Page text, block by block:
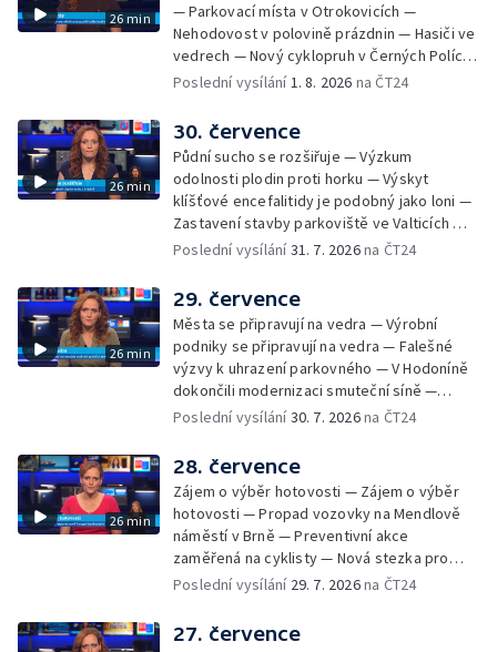
26 min
— Parkovací místa v Otrokovicích —
Nehodovost v polovině prázdnin — Hasiči ve
vedrech — Nový cyklopruh v Černých Polích
— Květinová výstava ve Věžkách
Poslední vysílání1. 8. 2026 na ČT24
26 min
30. července
Půdní sucho se rozšiřuje — Výzkum
odolnosti plodin proti horku — Výskyt
klíšťové encefalitidy je podobný jako loni —
Zastavení stavby parkoviště ve Valticích —
Spor o lokalitu lesa v Rožnově pod
organismus — Kybernetický incident na
Masarykově univerzitě — Slavnostní
vyřazení absolventů Univerzity obran —
Letní kurzy umění pro mladé — Mobilní
kurníky pomáhají na poli
Poslední vysílání31. 7. 2026na ČT24
26 min
29. července
Města se připravují na vedra — Výrobní
podniky se připravují na vedra — Falešné
výzvy k uhrazení parkovného — V Hodoníně
dokončili modernizaci smuteční síně —
Chybějící toalety u dětských hřišť —
bývalého nákupního domu Letná — Končí 52.
ročník Letní filmové školy — 3. ročník
komunitní akce Stůl ve středu — Cesta na
podporu paliativní péče
Poslední vysílání30. 7. 2026na ČT24
26 min
28. července
Zájem o výběr hotovosti — Zájem o výběr
hotovosti — Propad vozovky na Mendlově
náměstí v Brně — Preventivní akce
zaměřená na cyklisty — Nová stezka pro
cyklisty na Zlínsku — Letecká linka mezi
pozorovat zatmění Slunce — Den AČFK na
Letní filmové škole — Milan Uhde slaví 90 let
Poslední vysílání 29. 7. 2026na ČT24
27. července